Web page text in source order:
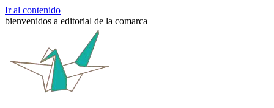
Ir al contenido
bienvenidos a editorial de la comarca